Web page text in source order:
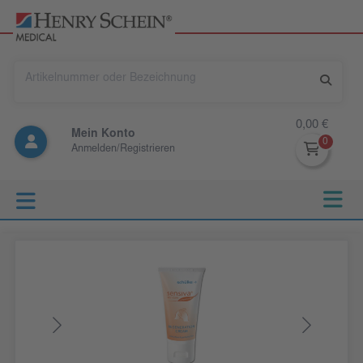
Mein Konto
Anmelden/Registrieren
0,00 €